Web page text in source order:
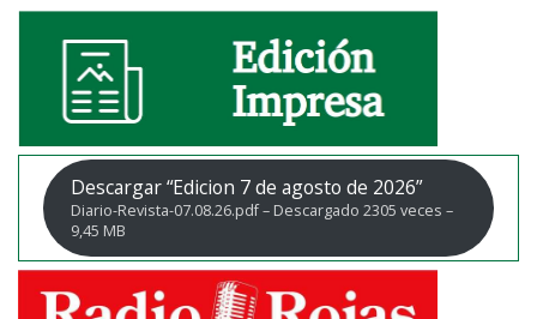
Descargar “Edicion 7 de agosto de 2026”
Diario-Revista-07.08.26.pdf – Descargado 2305 veces –
9,45 MB